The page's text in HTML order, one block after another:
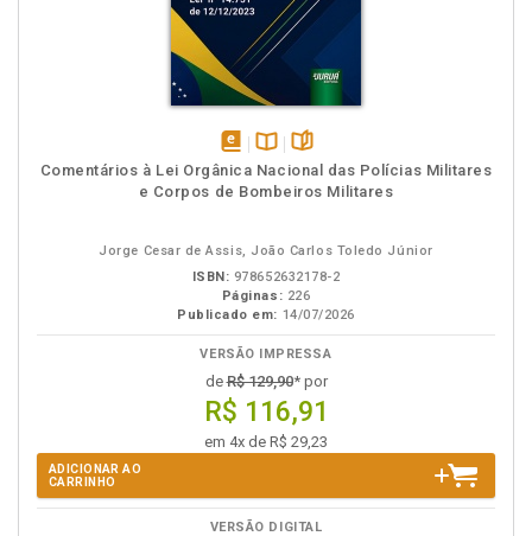
disponível
em
Disponível
na
páginas
Comentários à Lei Orgânica Nacional das Polícias Militares
e Corpos de Bombeiros Militares
Jorge Cesar de Assis, João Carlos Toledo Júnior
ISBN: 978652632178-2
Páginas: 226
Publicado em: 14/07/2026
VERSÃO IMPRESSA
deR$ 129,90* por
R$ 116,91
em 4x de R$ 29,23
ADICIONAR AO
CARRINHO
VERSÃO DIGITAL